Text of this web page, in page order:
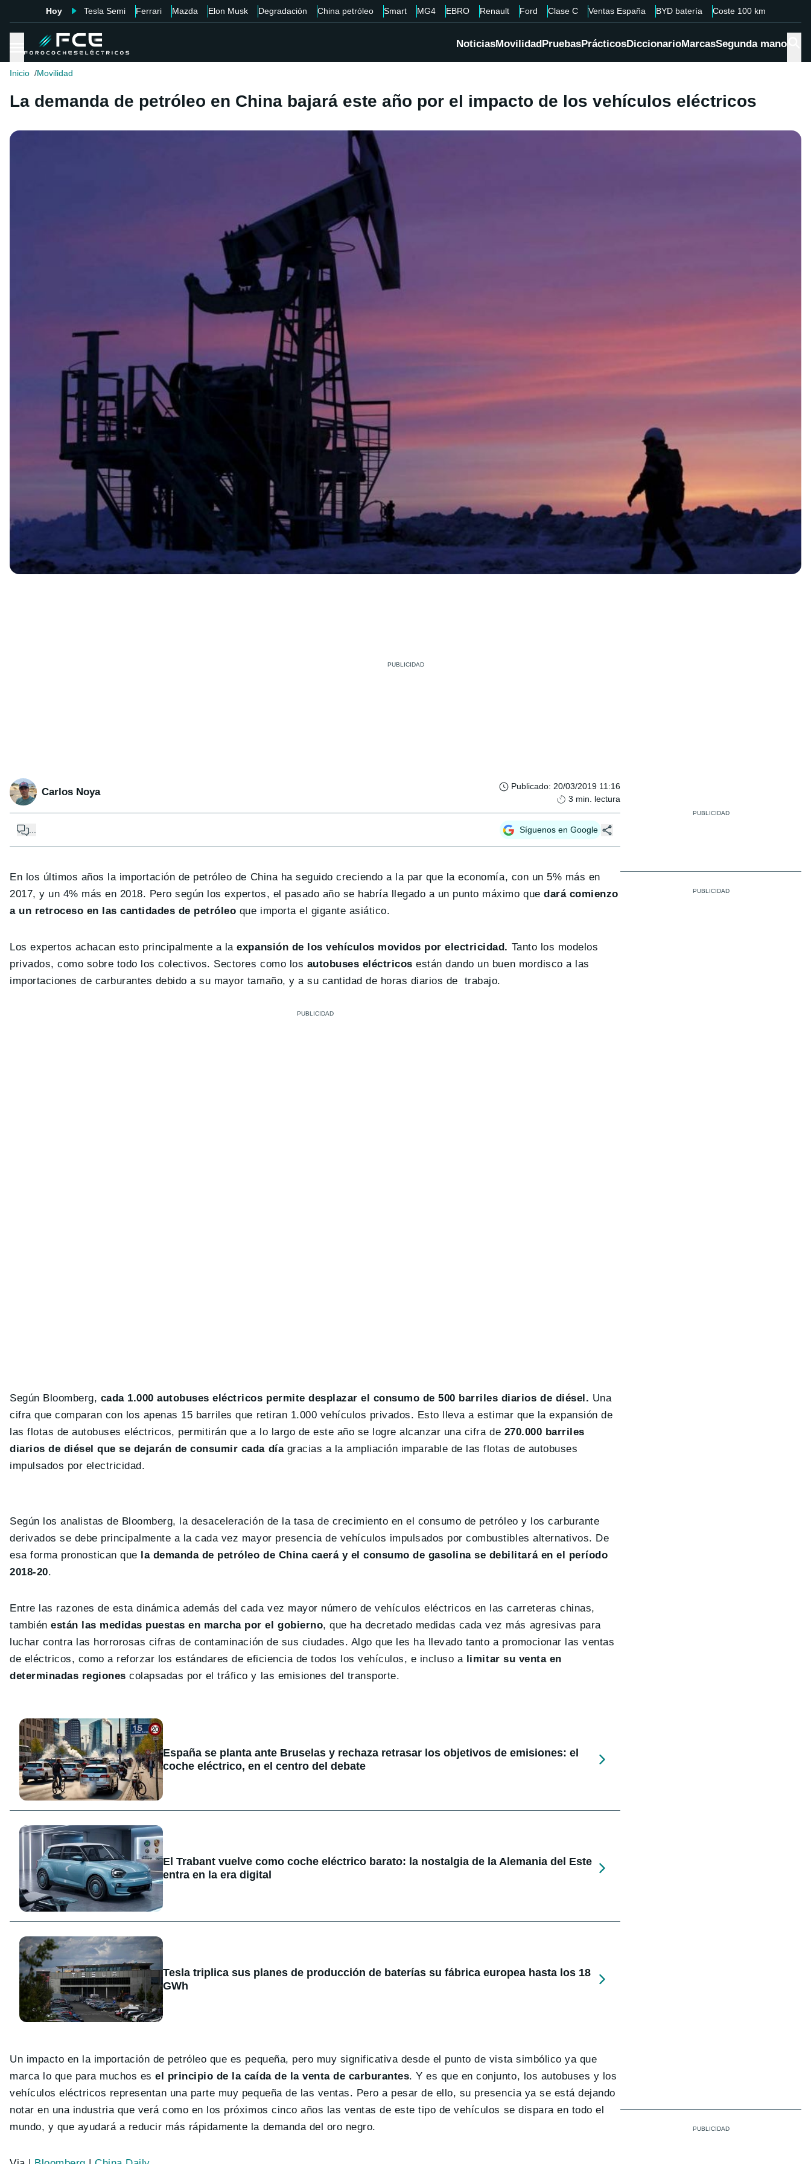
Hoy Tesla Semi Ferrari Mazda Elon Musk Degradación China petróleo Smart MG4 EBRO Renault Ford Clase C Ventas España BYD batería Coste 100 km
NoticiasMovilidadPruebasPrácticosDiccionarioMarcasSegunda mano
Inicio Movilidad
La demanda de petróleo en China bajará este año por el impacto de los vehículos eléctricos
Carlos Noya Publicado: 20/03/2019 11:16
3 min. lectura
Síguenos en Google
En los últimos años la importación de petróleo de China ha seguido creciendo a la par que la economía, con un 5% más en
2017, y un 4% más en 2018. Pero según los expertos, el pasado año se habría llegado a un punto máximo quedará comienzo
a un retroceso en las cantidades de petróleo que importa el gigante asiático.
Los expertos achacan esto principalmente a laexpansión de los vehículos movidos por electricidad. Tanto los modelos
privados, como sobre todo los colectivos. Sectores como los autobuses eléctricos están dando un buen mordisco a las
importaciones de carburantes debido a su mayor tamaño, y a su cantidad de horas diarios de trabajo.
Según Bloomberg, cada 1.000 autobuses eléctricos permite desplazar el consumo de 500 barriles diarios de diésel. Una
cifra que comparan con los apenas 15 barriles que retiran 1.000 vehículos privados. Esto lleva a estimar que la expansión de
las flotas de autobuses eléctricos, permitirán que a lo largo de este año se logre alcanzar una cifra de 270.000 barriles
diarios de diésel que se dejarán de consumir cada díagracias a la ampliación imparable de las flotas de autobuses
impulsados por electricidad.
Según los analistas de Bloomberg, la desaceleración de la tasa de crecimiento en el consumo de petróleo y los carburante
derivados se debe principalmente a la cada vez mayor presencia de vehículos impulsados por combustibles alternativos. De
esa forma pronostican que la demanda de petróleo de China caerá y el consumo de gasolina se debilitará en el período
2018-20.
Entre las razones de esta dinámica además del cada vez mayor número de vehículos eléctricos en las carreteras chinas,
también están las medidas puestas en marcha por el gobierno, que ha decretado medidas cada vez más agresivas para
luchar contra las horrorosas cifras de contaminación de sus ciudades. Algo que les ha llevado tanto a promocionar las ventas
de eléctricos, como a reforzar los estándares de eficiencia de todos los vehículos, e incluso a limitar su venta en
determinadas regiones colapsadas por el tráfico y las emisiones del transporte.
España se planta ante Bruselas y rechaza retrasar los objetivos de emisiones: el
coche eléctrico, en el centro del debate
El Trabant vuelve como coche eléctrico barato: la nostalgia de la Alemania del Este
entra en la era digital
Tesla triplica sus planes de producción de baterías su fábrica europea hasta los 18
GWh
Un impacto en la importación de petróleo que es pequeña, pero muy significativa desde el punto de vista simbólico ya que
marca lo que para muchos esel principio de la caída de la venta de carburantes. Y es que en conjunto, los autobuses y los
vehículos eléctricos representan una parte muy pequeña de las ventas. Pero a pesar de ello, su presencia ya se está dejando
notar en una industria que verá como en los próximos cinco años las ventas de este tipo de vehículos se dispara en todo el
mundo, y que ayudará a reducir más rápidamente la demanda del oro negro.